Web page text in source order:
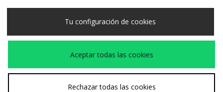
Selecciona País
España
Aceptamos las siguientes formas de pago
Visita nuestra página corporativa en www.jdplc.com
Tu configuración de cookies
Aceptar todas las cookies
Rechazar todas las cookies